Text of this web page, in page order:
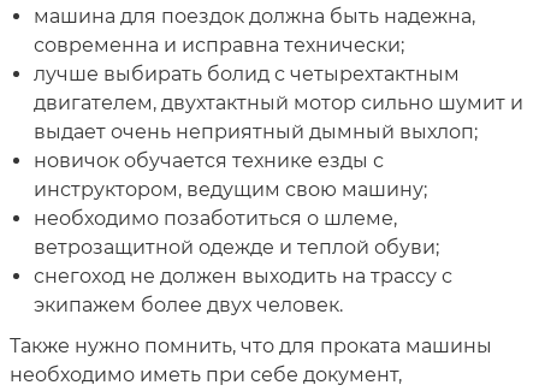
машина для поездок должна быть надежна,
современна и исправна технически;
лучше выбирать болид с четырехтактным
двигателем, двухтактный мотор сильно шумит и
выдает очень неприятный дымный выхлоп;
новичок обучается технике езды с
инструктором, ведущим свою машину;
необходимо позаботиться о шлеме,
ветрозащитной одежде и теплой обуви;
снегоход не должен выходить на трассу с
экипажем более двух человек.
Также нужно помнить, что для проката машины
необходимо иметь при себе документ,